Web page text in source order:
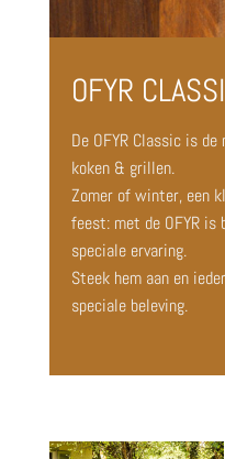
OFYR
De OFYR Classic is
koken & grillen.
Zomer of winter, een
feest: met de OFYR
speciale ervaring.
Steek hem aan en
speciale beleving.